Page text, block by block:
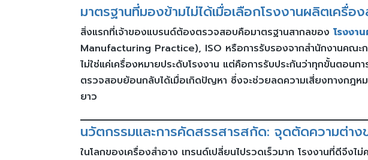
มาตรฐานที่มองข้ามไม่ได้เมื่อเลือกโรงงานผลิตเครื่อ
สิ่งแรกที่เจ้าของแบรนด์ต้องตรวจสอบคือมาตรฐานสากลของโรงงา
Manufacturing Practice), ISO หรือการรับรองจากสำนักงานคณะก
ไม่ใช่แค่เครื่องหมายประดับโรงงาน แต่คือการรับประกันว่าทุกขั้นตอน
ตรวจสอบย้อนกลับได้เมื่อเกิดปัญหา ซึ่งจะช่วยลดความเสี่ยงทางกฎหม
ยาว
นวัตกรรมและการคัดสรรสารสกัด: จุดตัดความต่า
ในโลกของเครื่องสำอาง เทรนด์เปลี่ยนไปรวดเร็วมาก โรงงานที่ดีจึง